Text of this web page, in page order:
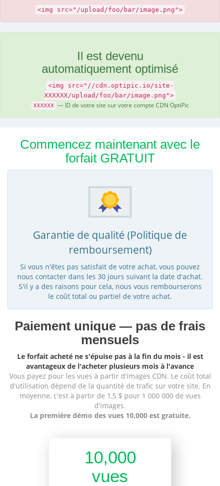
<img src="/upload/foo/bar/image.png">
Il est devenu
automatiquement optimisé
<img src="//cdn.optipic.io/site-
XXXXXX/upload/foo/bar/image.png">
XXXXXX — ID de votre site sur votre compte CDN OptiPic
Commencez maintenant avec le
forfait GRATUIT
Garantie de qualité (Politique de
remboursement)
Si vous n'êtes pas satisfait de votre achat, vous pouvez
nous contacter dans les 30 jours suivant la date d'achat.
S'il y a des raisons pour cela, nous vous rembourserons
le coût total ou partiel de votre achat.
Paiement unique — pas de frais
mensuels
Le forfait acheté ne s'épuise pas à la fin du mois - il est
avantageux de l'acheter plusieurs mois à l'avance
Vous payez pour les vues à partir d'images CDN. Le coût total
d'utilisation dépend de la quantité de trafic sur votre site. En
moyenne, c'est à partir de 1,5 $ pour 1 000 000 de vues
d'images.
La première démo des vues 10,000 est gratuite.
10,000
vues